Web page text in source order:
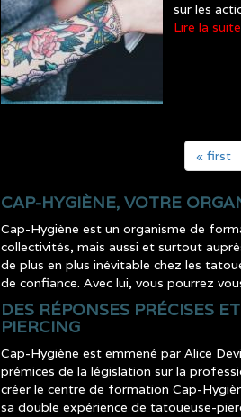
sur les
Lire la suite
« first
CAP-HYGIÈNE, VOTRE
Cap-Hygiène est un organisme de
collectivités, mais aussi et surtout
de plus en plus inévitable chez les
de confiance. Avec lui, vous pourrez
DES RÉPONSES PRÉCISES
PIERCING
Cap-Hygiène est emmené par Alice
prémices de la législation sur la
créer le centre de formation Cap-
sa double expérience de tatoueuse-